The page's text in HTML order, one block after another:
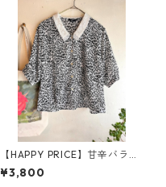
【HAPPY PRICE】甘辛バラン
ス/レースカラーの透け感ブラ
ウス
¥3,800